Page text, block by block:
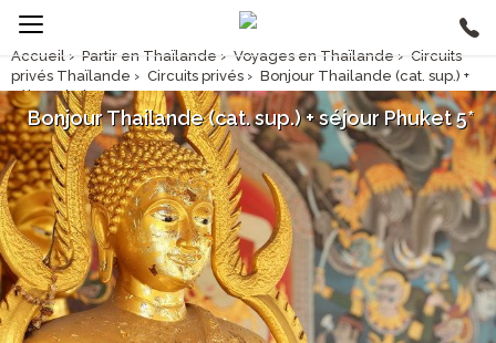
Accueil › Partir en Thaïlande › Voyages en Thaïlande › Circuits
privés Thaïlande › Circuits privés › Bonjour Thailande (cat. sup.) +
séjour Phuket 5*
Bonjour Thailande (cat. sup.) + séjour Phuket 5*